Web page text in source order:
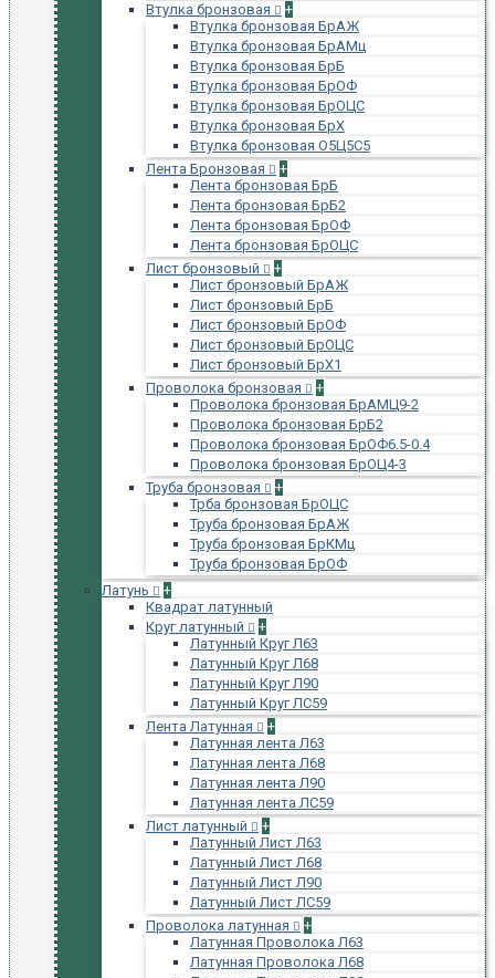
Втулка бронзовая
+
Втулка бронзовая БрАЖ
Втулка бронзовая БрАМц
Втулка бронзовая БрБ
Втулка бронзовая БрОФ
Втулка бронзовая БрОЦС
Втулка бронзовая БрХ
Втулка бронзовая О5Ц5С5
Лента Бронзовая
+
Лента бронзовая БрБ
Лента бронзовая БрБ2
Лента бронзовая БрОФ
Лента бронзовая БрОЦС
Лист бронзовый
+
Лист бронзовый БрАЖ
Лист бронзовый БрБ
Лист бронзовый БрОФ
Лист бронзовый БрОЦС
Лист бронзовый БрХ1
Проволока бронзовая
+
Проволока бронзовая БрАМЦ9-2
Проволока бронзовая БрБ2
Проволока бронзовая БрОФ6.5-0.4
Проволока бронзовая БрОЦ4-3
Труба бронзовая
+
Трба бронзовая БрОЦС
Труба бронзовая БрАЖ
Труба бронзовая БрКМц
Труба бронзовая БрОФ
Латунь
+
Квадрат латунный
Круг латунный
+
Латунный Круг Л63
Латунный Круг Л68
Латунный Круг Л90
Латунный Круг ЛС59
Лента Латунная
+
Латунная лента Л63
Латунная лента Л68
Латунная лента Л90
Латунная лента ЛС59
Лист латунный
+
Латунный Лист Л63
Латунный Лист Л68
Латунный Лист Л90
Латунный Лист ЛС59
Проволока латунная
+
Латунная Проволока Л63
Латунная Проволока Л68